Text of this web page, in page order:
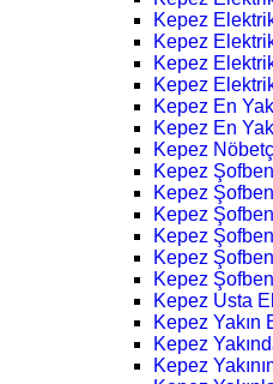
Kepez
Kepez
Kepez
Kepez
Kepez En
Kepez En
Kepez
Kepez
Kepez
Kepez
Kepez
Kepez
Kepez
Kepez Usta
Kepez Yakın
Kepez
Kepez